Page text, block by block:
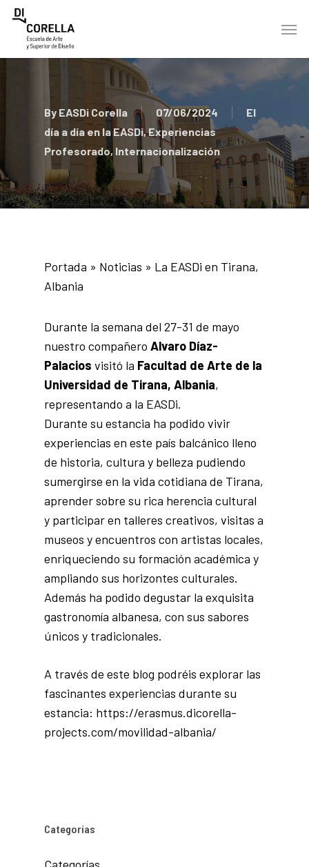
Skip
Menu
By EASDi Corella 07/06/2024
El
día a día en la EASDi,Experiencias
Profesorado, Internacionalización
Portada » Noticias » La EASDi en Tirana,
Albania
Durante la semana del 27-31 de mayo
nuestro compañeroAlvaro Díaz-
Palacios visitó la Facultad de Arte de la
Universidad de Tirana, Albania,
representando a la EASDi.
Durante su estancia ha podido vivir
experiencias en este país balcánico lleno
de historia, cultura y belleza pudiendo
sumergirse en la vida cotidiana de Tirana,
aprender sobre su rica herencia cultural
y participar en talleres creativos, visitas a
museos y encuentros con artistas locales,
enriqueciendo su formación académica y
ampliando sus horizontes culturales.
Además ha podido degustar la exquisita
gastronomía albanesa, con sus sabores
únicos y tradicionales.
A través de este blog podréis explorar las
fascinantes experiencias durante su
estancia: https://erasmus.dicorella-
projects.com/movilidad-albania/
Categorías